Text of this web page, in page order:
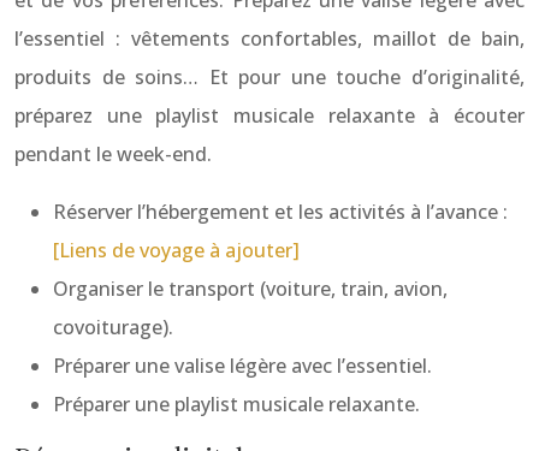
l’essentiel : vêtements confortables, maillot de bain,
produits de soins… Et pour une touche d’originalité,
préparez une playlist musicale relaxante à écouter
pendant le week-end.
Réserver l’hébergement et les activités à l’avance :
[Liens de voyage à ajouter]
Organiser le transport (voiture, train, avion,
covoiturage).
Préparer une valise légère avec l’essentiel.
Préparer une playlist musicale relaxante.